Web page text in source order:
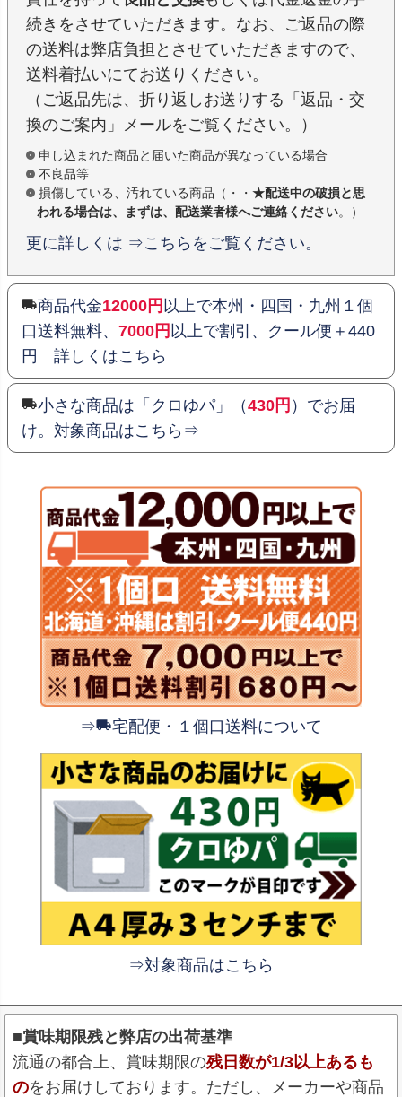
続きをさせていただきます。なお、ご返品の際
の送料は弊店負担とさせていただきますので、
送料着払いにてお送りください。
（ご返品先は、折り返しお送りする「返品・交
換のご案内」メールをご覧ください。）
申し込まれた商品と届いた商品が異なっている場合
不良品等
損傷している、汚れている商品（・・ ★配送中の破損と思
われる場合は、まずは、配送業者様へご連絡ください。）
更に詳しくは ⇒こちらをご覧ください。
商品代金12000円 以上で本州・四国・九州１個
口送料無料、 7000円 以上で割引、クール便＋440
円 詳しくはこちら
小さな商品は「クロゆパ」（430円 ）でお届
け。対象商品はこちら⇒
⇒ 宅配便・１個口送料について
⇒対象商品はこちら
■賞味期限残と弊店の出荷基準
流通の都合上、賞味期限の残日数が1/3以上あるも
のをお届けしております。ただし、メーカーや商品